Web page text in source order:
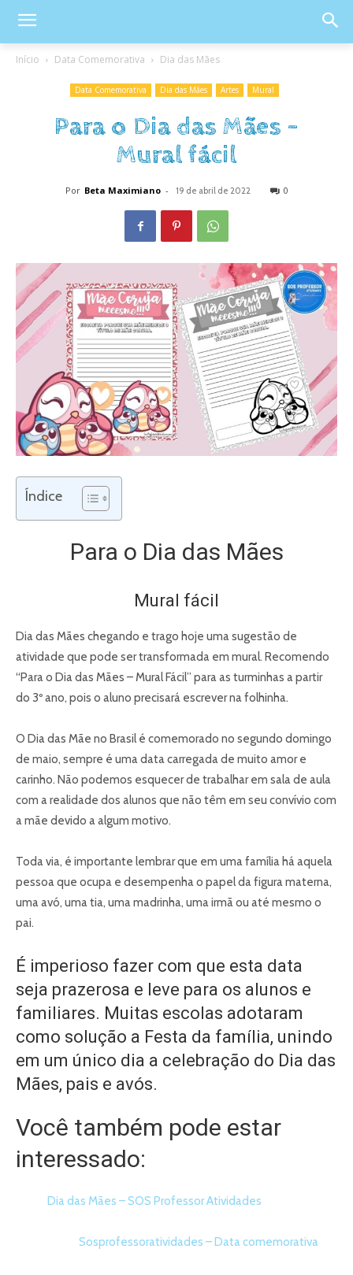
Início Data Comemorativa Dia das Mães
Data Comemorativa Dia das Mães Artes Mural
Para o Dia das Mães –
Mural fácil
Por Beta Maximiano - 19 de abril de 2022 0
Índice
Para o Dia das Mães
Mural fácil
Dia das Mães chegando e trago hoje uma sugestão de
atividade que pode ser transformada em mural. Recomendo
“Para o Dia das Mães – Mural Fácil” para as turminhas a partir
do 3º ano, pois o aluno precisará escrever na folhinha.
O Dia das Mãe no Brasil é comemorado no segundo domingo
de maio, sempre é uma data carregada de muito amor e
carinho. Não podemos esquecer de trabalhar em sala de aula
com a realidade dos alunos que não têm em seu convívio com
a mãe devido a algum motivo.
Toda via, é importante lembrar que em uma família há aquela
pessoa que ocupa e desempenha o papel da figura materna,
uma avó, uma tia, uma madrinha, uma irmã ou até mesmo o
pai.
É imperioso fazer com que esta data
seja prazerosa e leve para os alunos e
familiares. Muitas escolas adotaram
como solução a Festa da família, unindo
em um único dia a celebração do Dia das
Mães, pais e avós.
Você também pode estar
interessado:
Dia das Mães – SOS Professor Atividades
Sosprofessoratividades – Data comemorativa